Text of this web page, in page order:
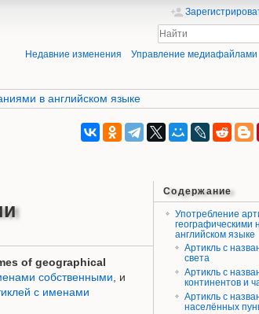
Недавние изменения Управление медиафайлами
в английском языке
Содержание
Употребление
географическими
английском языке
Артикль с
света
Артикль с
континентов и
Артикль с
населённых
of geographical
собственными , и
с именами